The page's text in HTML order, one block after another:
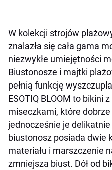
W kolekcji strojów
znalazła się cała gama
niezwykłe umiejętności
Biustonosze i majtki
pełnią funkcję
ESOTIQ BLOOM to bikini
miseczkami, które
jednocześnie je
biustonosz posiada dwie
materiału i marszczenie
zmniejsza biust. Dół od